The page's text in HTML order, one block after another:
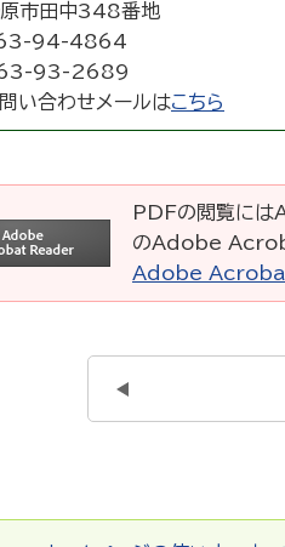
市田中348番地
94-4864
93-2689
問い合わせメールはこちら
PDFの閲覧には
のAdobe
Adobe Acrobat